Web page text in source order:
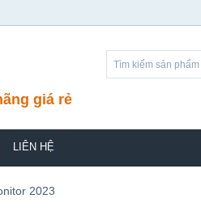
giá rẻ
LIÊN HỆ
2023